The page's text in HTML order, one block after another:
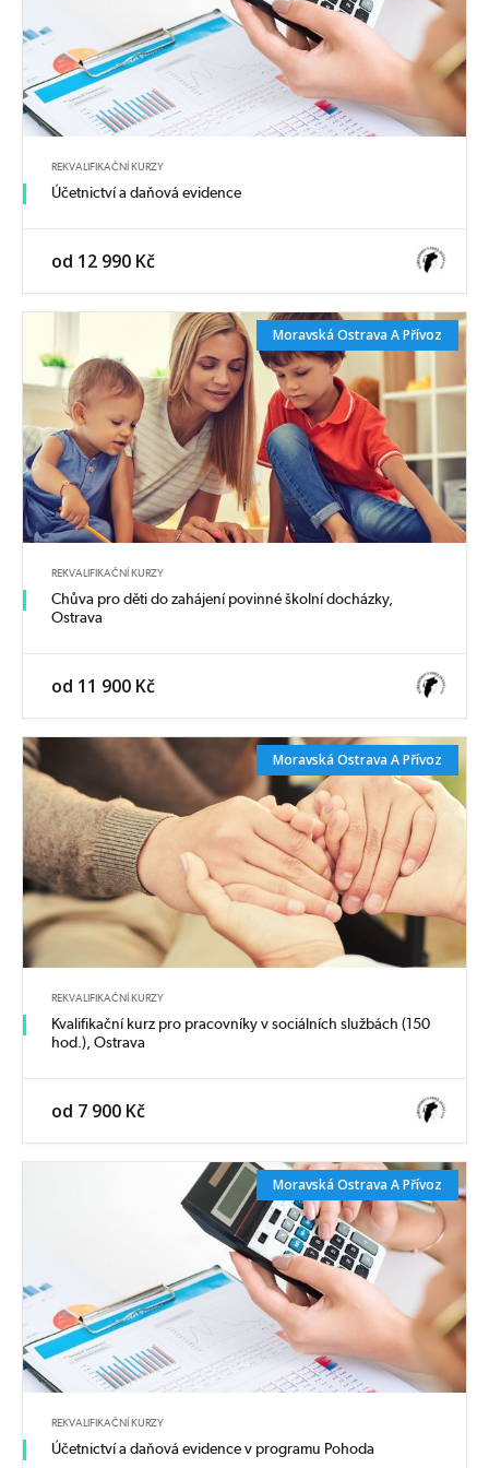
REKVALIFIKAČNÍ KURZY
Účetnictví a daňová evidence
od 12 990 Kč
Moravská Ostrava A Přívoz
REKVALIFIKAČNÍ KURZY
Chůva pro děti do zahájení povinné školní docházky,
Ostrava
od 11 900 Kč
Moravská Ostrava A Přívoz
REKVALIFIKAČNÍ KURZY
Kvalifikační kurz pro pracovníky v sociálních službách (150
hod.), Ostrava
od 7 900 Kč
Moravská Ostrava A Přívoz
REKVALIFIKAČNÍ KURZY
Účetnictví a daňová evidence v programu Pohoda